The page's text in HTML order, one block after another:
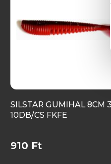
SILSTAR GUMIHAL 8CM
10DB/CS FKFE
910 Ft